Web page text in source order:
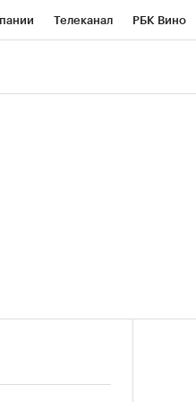
Телеканал РБК Вино